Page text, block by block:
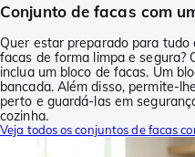
Conjunto de facas com
Quer estar preparado para
facas de forma limpa e segura?
inclua um bloco de facas. Um
bancada. Além disso, permite-
perto e guardá-las em
cozinha.
Veja todos os conjuntos de facas